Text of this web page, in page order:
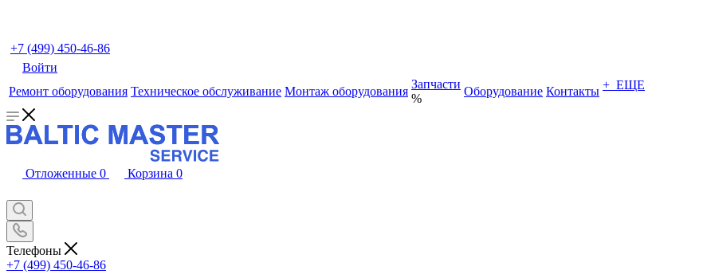
+7 (499) 450-46-86
Войти
Ремонт оборудования Техническое обслуживание Монтаж оборудования
Запчасти
%
Оборудование Контакты + ЕЩЕ
Отложенные 0 Корзина 0
Телефоны
+7 (499) 450-46-86